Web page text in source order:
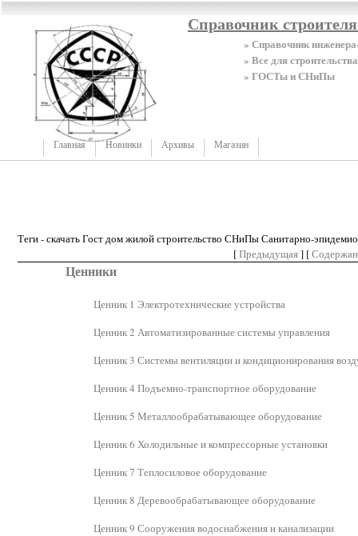
Справочник
» Справочник
» Все для строительства
» ГОСТы и СНиПы
Главная Новинки Архивы Магазин
Теги - скачать Гост дом жилой строительство СНиПы Санитарно-
[Предыдущая] [
Ценники
Ценник 1 Электротехнические устройства
Ценник 2 Автоматизированные системы управления
Ценник 3 Системы вентиляции и кондиционирования
Ценник 4 Подъемно-транспортное оборудование
Ценник 5 Металлообрабатывающее оборудование
Ценник 6 Холодильные и компрессорные установки
Ценник 7 Теплосиловое оборудование
Ценник 8 Деревообрабатывающее оборудование
Ценник 9 Сооружения водоснабжения и канализации